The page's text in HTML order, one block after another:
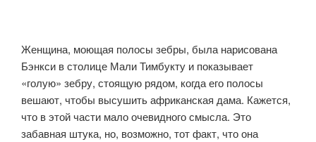
Женщина, моющая полосы зебры, была нарисована
Бэнкси в столице Мали Тимбукту и показывает
«голую» зебру, стоящую рядом, когда его полосы
вешают, чтобы высушить африканская дама. Кажется,
что в этой части мало очевидного смысла. Это
забавная штука, но, возможно, тот факт, что она